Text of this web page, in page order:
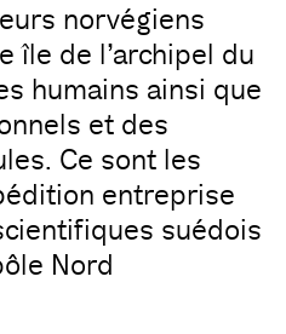
norvégiens
île de l’archipel du
humains ainsi que
et des
Ce sont les
entreprise
suédois
Nord